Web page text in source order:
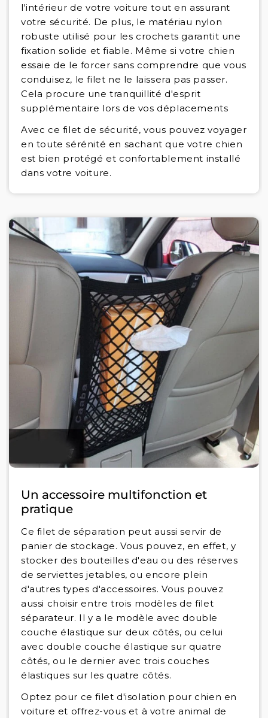
l'intérieur de votre voiture tout en assurant
votre sécurité. De plus, le matériau nylon
robuste utilisé pour les crochets garantit une
fixation solide et fiable. Même si votre chien
essaie de le forcer sans comprendre que vous
conduisez, le filet ne le laissera pas passer.
Cela procure une tranquillité d'esprit
supplémentaire lors de vos déplacements
Avec ce filet de sécurité, vous pouvez voyager
en toute sérénité en sachant que votre chien
est bien protégé et confortablement installé
dans votre voiture.
Un accessoire multifonction et
pratique
Ce filet de séparation peut aussi servir de
panier de stockage. Vous pouvez, en effet, y
stocker des bouteilles d'eau ou des réserves
de serviettes jetables, ou encore plein
d'autres types d'accessoires. Vous pouvez
aussi choisir entre trois modèles de filet
séparateur. Il y a le modèle avec double
couche élastique sur deux côtés, ou celui
avec double couche élastique sur quatre
côtés, ou le dernier avec trois couches
élastiques sur les quatre côtés.
Optez pour ce filet d'isolation pour chien en
voiture et offrez-vous et à votre animal de